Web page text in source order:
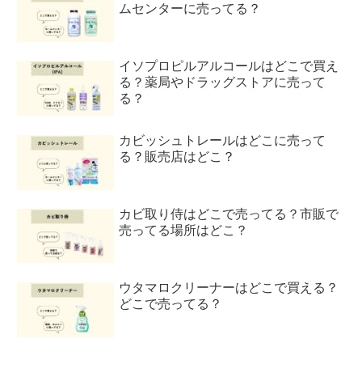
ムセンターに売ってる？
イソプロピルアルコールはどこで買え
る？薬局やドラッグストアに売って
る？
カビッシュトレールはどこに売って
る？販売店はどこ？
カビ取り侍はどこで売ってる？市販で
売ってる場所はどこ？
ウタマロクリーナーはどこで買える？
どこで売ってる？